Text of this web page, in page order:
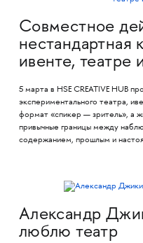
Совместное
нестандартная
ивенте, театре
5 марта в HSE CREATIVE HUB
экспериментального театра,
формат «спикер — зритель», а
привычные границы между
содержанием, прошлым и
Александр
люблю театр